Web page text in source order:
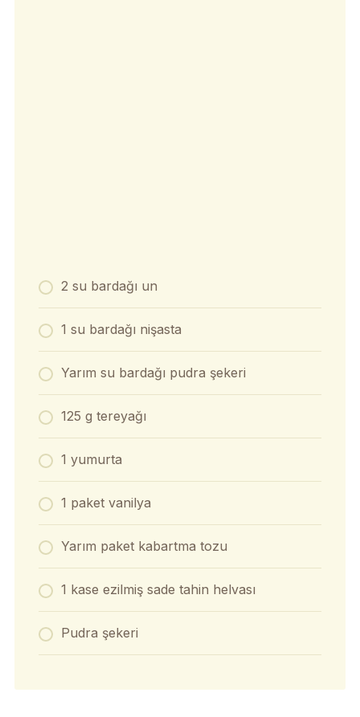
2 su bardağı un
1 su bardağı nişasta
Yarım su bardağı pudra şekeri
125 g tereyağı
1 yumurta
1 paket vanilya
Yarım paket kabartma tozu
1 kase ezilmiş sade tahin helvası
Pudra şekeri